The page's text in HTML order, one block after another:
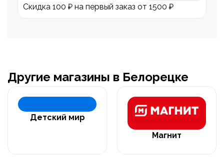
Скидка 100 ₽ на первый заказ от 1500 ₽
Другие магазины в Белорецке
Детский мир
Магнит